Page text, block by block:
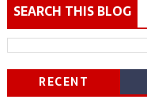
SEARCH THIS BLOG
RECENT